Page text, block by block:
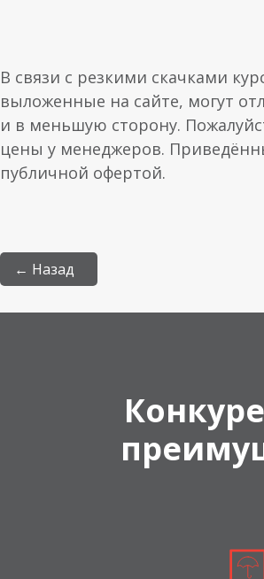
В связи с резкими скачками
выложенные на сайте, могут
и в меньшую сторону.
цены у менеджеров.
публичной офертой.
← Назад